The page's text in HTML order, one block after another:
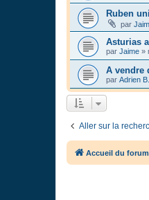
Ruben
par
Asturias
par Jaime »
A vendre
par Adrien B.
Aller sur la
Accueil du forum